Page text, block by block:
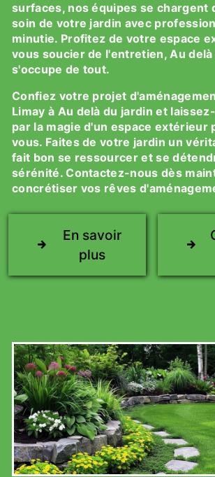
surfaces, nos équipes se chargent
soin de votre jardin avec
minutie. Profitez de votre espace
vous soucier de l'entretien, Au delà
s'occupe de tout.
Confiez votre projet
Limay à Au delà du jardin et
par la magie d'un espace extérieur
vous. Faites de votre jardin un
fait bon se ressourcer et se
sérénité. Contactez-nous dès
concrétiser vos rêves
En savoir
plus